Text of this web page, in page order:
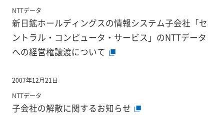
NTTデータ
新日鉱ホールディングスの情報システム子会社「セ
ントラル・コンピュータ・サービス」のNTTデータ
への経営権譲渡について
2007年12月21日
NTTデータ
子会社の解散に関するお知らせ